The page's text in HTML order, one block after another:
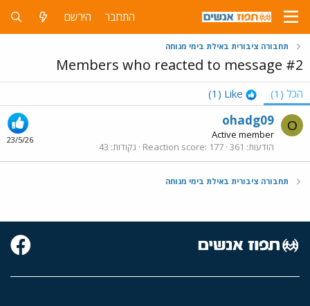
התחבר הירשם
תחבורה ציבורית באילת בימי מנוחה
Members who reacted to message #2
הכל (1)
Like
(1)
O
23/5/26
ohadg09
Active member
הודעות 361
Reaction score 177 נקודות 43
תחבורה ציבורית באילת בימי מנוחה